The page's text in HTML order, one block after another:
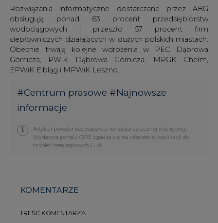
Rozwiązania informatyczne dostarczane przez ABG
obsługują ponad 63 procent przedsiębiorstw
wodociągowych i przeszło 57 procent firm
ciepłowniczych działających w dużych polskich miastach.
Obecnie trwają kolejne wdrożenia w PEC Dąbrowa
Górnicza, PWiK Dąbrowa Górnicza, MPGK Chełm,
EPWiK Elbląg i MPWiK Leszno.
#Centrum prasowe #Najnowsze
informacje
Artykuł powstał bez wsparcia narzędzi sztucznej inteligencji.
Wydawca portalu CIRE zgadza się na włączenie publikacji do
szkoleń treningowych LLM.
KOMENTARZE
TREŚĆ KOMENTARZA